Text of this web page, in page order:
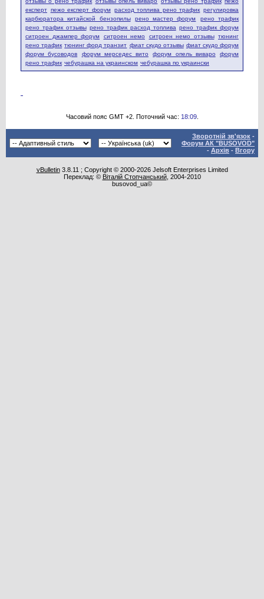
експерт пежо експерт форум расход топлива рено трафик регулировка
карбюратора китайской бензопилы
рено мастер форум
рено трафик
рено трафик отзывы рено трафик расход топлива рено трафик форум
ситроен джампер форум
ситроен немо ситроен немо отзывы тюнинг
рено трафик тюнинг форд транзит фиат скудо отзывы фиат скудо форум
форум бусоводов
форум мерседес вито форум опель виваро
форум
рено трафик чебурашка на украинском чебурашка по украински
Часовий пояс GMT +2. Поточний час: 18:09.
Зворотній зв'язок -
Форум АК "BUSOVOD"
- Архів - Вгору
vBulletin3.8.11 ; Copyright © 2000-2026 Jelsoft Enterprises Limited
Переклад: © Віталій Стопчанський, 2004-2010
busovod_ua©